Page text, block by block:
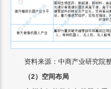
资料来源：中商产业研究院
（2）空间布局